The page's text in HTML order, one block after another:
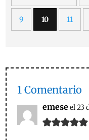
9 10 11
1 Comentario
emeseel 23